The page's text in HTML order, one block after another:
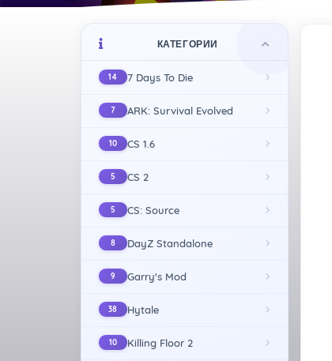
КАТЕГОРИИ
14 7 Days To Die
7 ARK: Survival Evolved
10 CS 1.6
5 CS 2
5 CS: Source
8 DayZ Standalone
9 Garry's Mod
38 Hytale
10 Killing Floor 2